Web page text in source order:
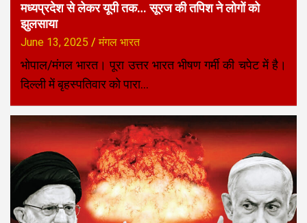
मध्यप्रदेश से लेकर यूपी तक… सूरज की तपिश ने लोगों को
झुलसाया
June 13, 2025 मंगल भारत
भोपाल/मंगल भारत। पूरा उत्तर भारत भीषण गर्मी की चपेट में है।
दिल्ली में बृहस्पतिवार को पारा…